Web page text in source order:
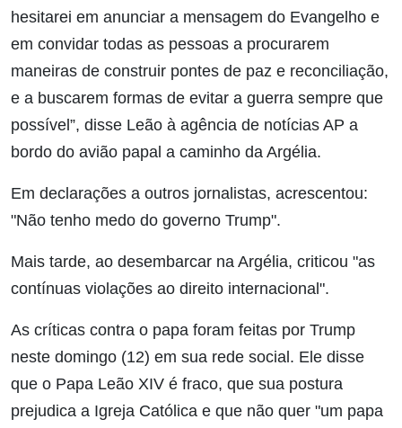
hesitarei em anunciar a mensagem do Evangelho e
em convidar todas as pessoas a procurarem
maneiras de construir pontes de paz e reconciliação,
e a buscarem formas de evitar a guerra sempre que
possível”, disse Leão à agência de notícias AP a
bordo do avião papal a caminho da Argélia.
Em declarações a outros jornalistas, acrescentou:
"Não tenho medo do governo Trump".
Mais tarde, ao desembarcar na Argélia, criticou "as
contínuas violações ao direito internacional".
As críticas contra o papa foram feitas por Trump
neste domingo (12) em sua rede social. Ele disse
que o Papa Leão XIV é fraco, que sua postura
prejudica a Igreja Católica e que não quer "um papa